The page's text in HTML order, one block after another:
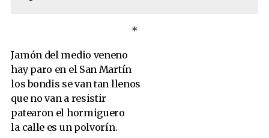
*
Jamón del medio veneno
hay paro en el San Martín
los bondis se van tan llenos
que no van a resistir
patearon el hormiguero
la calle es un polvorín.